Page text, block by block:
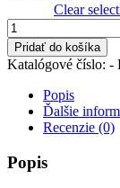
Clear
množstvo
Rooibos
Čokoláska
Pridať do košíka
Katalógové číslo: -
Popis
Ďalšie
Recenzie (0)
Popis